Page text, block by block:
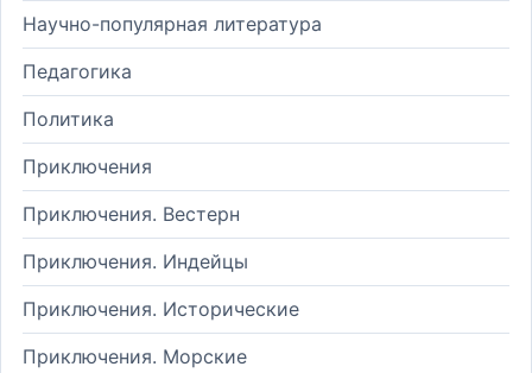
Научно-популярная литература
Педагогика
Политика
Приключения
Приключения. Вестерн
Приключения. Индейцы
Приключения. Исторические
Приключения. Морские